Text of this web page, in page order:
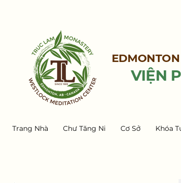
VIỆN
Trang Nhà Chư Tăng Ni Cơ Sở Khóa